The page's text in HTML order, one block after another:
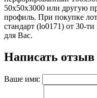
50х50х3000 или другую
профиль. При покупке
стандарт (lo0171) от 30-
для Вас.
Написать отзыв
Ваше имя: